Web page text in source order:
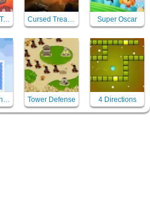
King Rugni Tower Defense Cursed Treasure Super Oscar
FireBlob Winter Tower Defense 4 Directions